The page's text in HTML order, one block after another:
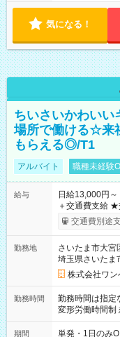
気になる！
ちいさいかわいい
場所で働ける☆来
もらえる◎/T1
アルバイト 職種未経験
給与
日給13,000円～
＋交通費支給 ★交通費全額支給！ ┗案件により規定あり ★日払
いOK！（規定
ンビニATMから 日
交通費別途
勤務地
さいたま市大宮
埼玉県さいたま
株式会社ワ
勤務時間
勤務時間は指定
変形労働時間制 想定労
～21：00
期間 単発・1日のみ